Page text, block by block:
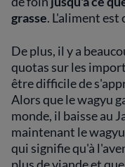
grasse. L'aliment est
De plus, il y a
quotas sur les
être difficile de
Alors que le wagyu
monde, il baisse au
maintenant le
qui signifie qu'à